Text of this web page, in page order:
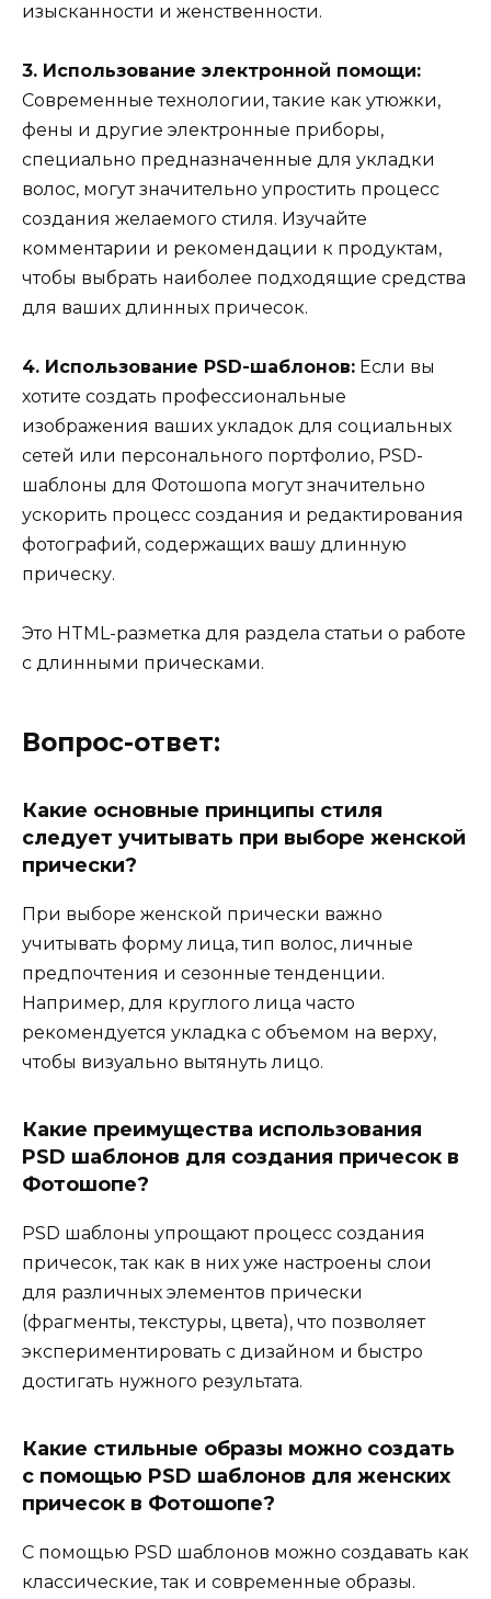
изысканности и женственности.
3. Использование электронной помощи:
Современные технологии, такие как утюжки,
фены и другие электронные приборы,
специально предназначенные для укладки
волос, могут значительно упростить процесс
создания желаемого стиля. Изучайте
комментарии и рекомендации к продуктам,
чтобы выбрать наиболее подходящие средства
для ваших длинных причесок.
4. Использование PSD-шаблонов: Если вы
хотите создать профессиональные
изображения ваших укладок для социальных
сетей или персонального портфолио, PSD-
шаблоны для Фотошопа могут значительно
ускорить процесс создания и редактирования
фотографий, содержащих вашу длинную
прическу.
Это HTML-разметка для раздела статьи о работе
с длинными прическами.
Вопрос-ответ:
Какие основные принципы стиля
следует учитывать при выборе женской
прически?
При выборе женской прически важно
учитывать форму лица, тип волос, личные
предпочтения и сезонные тенденции.
Например, для круглого лица часто
рекомендуется укладка с объемом на верху,
чтобы визуально вытянуть лицо.
Какие преимущества использования
PSD шаблонов для создания причесок в
Фотошопе?
PSD шаблоны упрощают процесс создания
причесок, так как в них уже настроены слои
для различных элементов прически
(фрагменты, текстуры, цвета), что позволяет
экспериментировать с дизайном и быстро
достигать нужного результата.
Какие стильные образы можно создать
с помощью PSD шаблонов для женских
причесок в Фотошопе?
С помощью PSD шаблонов можно создавать как
классические, так и современные образы.